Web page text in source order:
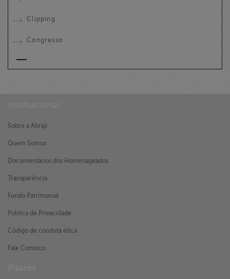
Clipping
Congresso
Sobre a Abraji
Quem Somos
Documentários dos Homenageados
Transparência
Fundo Patrimonial
Política de Privacidade
Código de conduta ética
Fale Conosco